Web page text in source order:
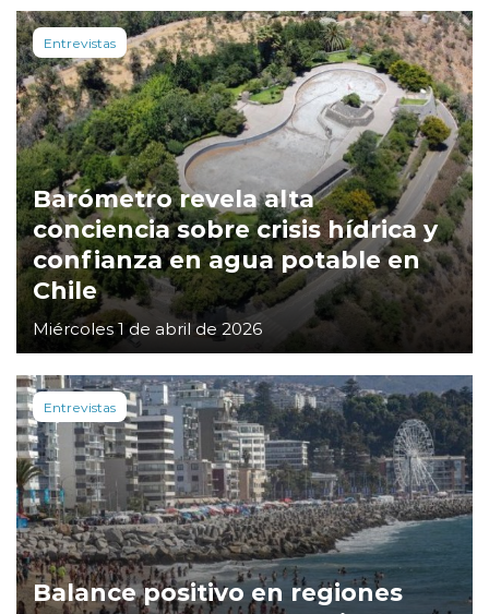
Entrevistas
Barómetro revela alta
conciencia sobre crisis hídrica y
confianza en agua potable en
Chile
Miércoles 1 de abril de 2026
Entrevistas
Balance positivo en regiones